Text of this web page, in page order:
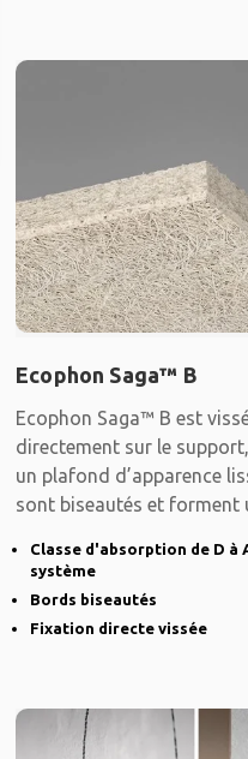
Ecophon Saga™ B
Ecophon Saga™ B est
directement sur le
un plafond d’apparence
sont biseautés et forment
Classe d'absorption de D à
système
Bords biseautés
Fixation directe vissée